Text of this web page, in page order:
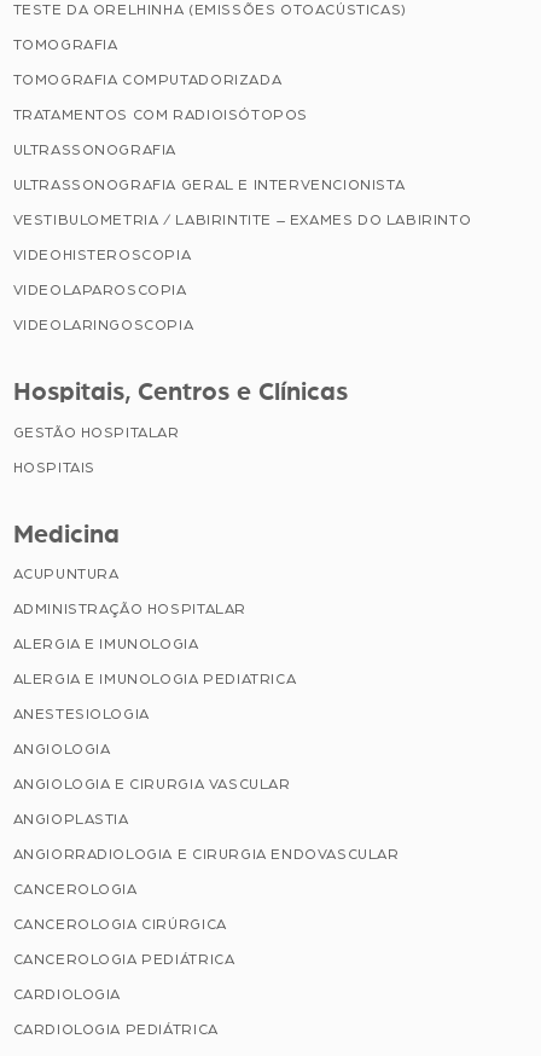
TESTE DA ORELHINHA (EMISSÕES OTOACÚSTICAS)
TOMOGRAFIA
TOMOGRAFIA COMPUTADORIZADA
TRATAMENTOS COM RADIOISÓTOPOS
ULTRASSONOGRAFIA
ULTRASSONOGRAFIA GERAL E INTERVENCIONISTA
VESTIBULOMETRIA / LABIRINTITE – EXAMES DO LABIRINTO
VIDEOHISTEROSCOPIA
VIDEOLAPAROSCOPIA
VIDEOLARINGOSCOPIA
Hospitais, Centros e Clínicas
GESTÃO HOSPITALAR
HOSPITAIS
Medicina
ACUPUNTURA
ADMINISTRAÇÃO HOSPITALAR
ALERGIA E IMUNOLOGIA
ALERGIA E IMUNOLOGIA PEDIATRICA
ANESTESIOLOGIA
ANGIOLOGIA
ANGIOLOGIA E CIRURGIA VASCULAR
ANGIOPLASTIA
ANGIORRADIOLOGIA E CIRURGIA ENDOVASCULAR
CANCEROLOGIA
CANCEROLOGIA CIRÚRGICA
CANCEROLOGIA PEDIÁTRICA
CARDIOLOGIA
CARDIOLOGIA PEDIÁTRICA